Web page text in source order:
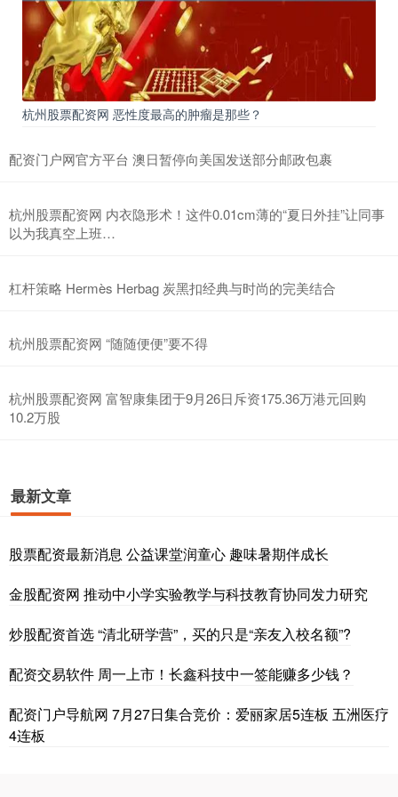
杭州股票配资网 恶性度最高的肿瘤是那些？
配资门户网官方平台 澳日暂停向美国发送部分邮政包裹
杭州股票配资网 内衣隐形术！这件0.01cm薄的“夏日外挂”让同事
以为我真空上班…
杠杆策略 Hermès Herbag 炭黑扣经典与时尚的完美结合
杭州股票配资网 “随随便便”要不得
杭州股票配资网 富智康集团于9月26日斥资175.36万港元回购
10.2万股
最新文章
股票配资最新消息 公益课堂润童心 趣味暑期伴成长
金股配资网 推动中小学实验教学与科技教育协同发力研究
炒股配资首选 “清北研学营”，买的只是“亲友入校名额”?
配资交易软件 周一上市！长鑫科技中一签能赚多少钱？
配资门户导航网 7月27日集合竞价：爱丽家居5连板 五洲医疗
4连板